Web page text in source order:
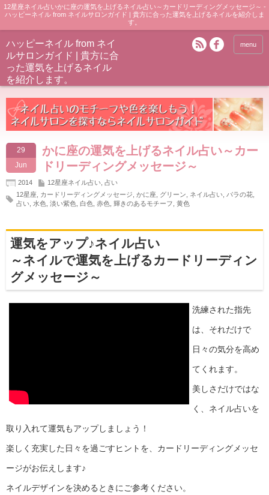
12星座ネイル占いかに座の運気を上げるネイル占い～カードリーディングメッセージ～ -
ハッピーネイル from ネイルサロンガイド | 貴方に合った運気を上げるネイルを紹介しま
す。
ハッピーネイル from ネイ
ルサロンガイド | 貴方に合
った運気を上げるネイル
を紹介します。
menu
29
Jun
かに座の運気を上げるネイル占い～カー
ドリーディングメッセージ～
2014 12星座ネイル占い 占い
12星座
カードリーディングメッセージ かに座 グリーン ネイル占い バラの花
占い 水色 淡い紫色 白色 赤色 輝きのあるモチーフ 黄色
運気をアップ♪ネイル占い
～ネイルで運気を上げるカードリーディン
グメッセージ～
洗練された指先
は、それだけで
日々の気分を高め
てくれます。
美しさだけではな
く、ネイル占いを
取り入れて運気もアップしましょう！
楽しく充実した日々を過ごすヒントを、カードリーディングメッセ
ージがお伝えします♪
ネイルデザインを決めるときにご参考ください。